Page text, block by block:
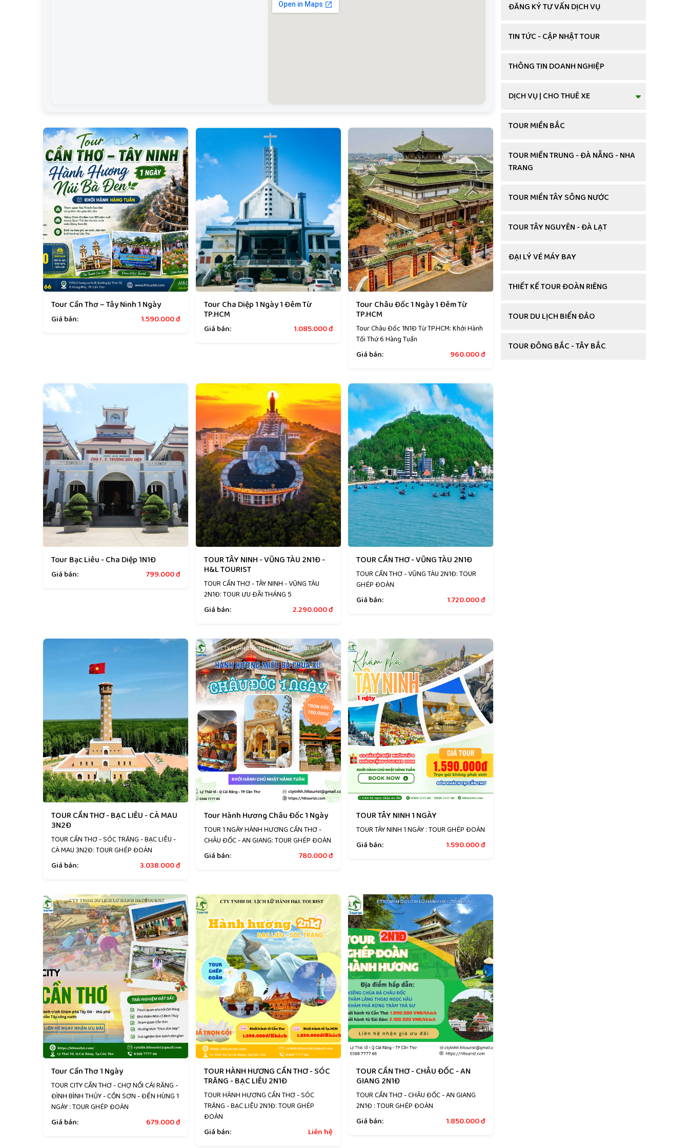
Tour Cần Thơ – Tây Ninh 1 Ngày
Giá bán: 1.590.000đ
Tour Cha Diệp 1 Ngày 1 Đêm Từ
TP.HCM
Giá bán: 1.085.000đ
Tour Châu Đốc 1 Ngày 1 Đêm Từ
TP.HCM
Tour Châu Đốc 1N1Đ Từ TP.HCM: Khởi Hành
Tối Thứ 6 Hàng Tuần
Giá bán: 960.000đ
Tour Bạc Liêu - Cha Diệp 1N1Đ
Giá bán: 799.000đ
TOUR TÂY NINH - VŨNG TÀU 2N1Đ -
H&L TOURIST
TOUR CẦN THƠ - TÂY NINH - VŨNG TÀU
2N1Đ: TOUR ƯU ĐÃI THÁNG 5
Giá bán: 2.290.000đ
TOUR CẦN THƠ - VŨNG TÀU 2N1Đ
TOUR CẦN THƠ - VŨNG TÀU 2N1Đ: TOUR
GHÉP ĐOÀN
Giá bán: 1.720.000đ
TOUR CẦN THƠ - BẠC LIÊU - CÀ MAU
3N2Đ
TOUR CẦN THƠ - SÓC TRĂNG - BẠC LIÊU -
CÀ MAU 3N2Đ: TOUR GHÉP ĐOÀN
Giá bán: 3.038.000đ
Tour Hành Hương Châu Đốc 1 Ngày
TOUR 1 NGÀY HÀNH HƯƠNG CẦN THƠ -
CHÂU ĐỐC - AN GIANG: TOUR GHÉP ĐOÀN
Giá bán: 780.000đ
TOUR TÂY NINH 1 NGÀY
TOUR TÂY NINH 1 NGÀY : TOUR GHÉP ĐOÀN
Giá bán: 1.590.000đ
Tour Cần Thơ 1 Ngày
TOUR CITY CẦN THƠ - CHỢ NỔI CÁI RĂNG -
ĐÌNH BÌNH THỦY - CỒN SƠN - ĐỀN HÙNG 1
NGÀY : TOUR GHÉP ĐOÀN
Giá bán: 679.000đ
TOUR HÀNH HƯƠNG CẦN THƠ - SÓC
TRĂNG - BẠC LIÊU 2N1Đ
TOUR HÀNH HƯƠNG CẦN THƠ - SÓC
TRĂNG - BẠC LIÊU 2N1Đ: TOUR GHÉP
ĐOÀN
Giá bán: Liên hệ
TOUR CẦN THƠ - CHÂU ĐỐC - AN
GIANG 2N1Đ
TOUR CẦN THƠ - CHÂU ĐỐC - AN GIANG
2N1Đ : TOUR GHÉP ĐOÀN
Giá bán: 1.850.000đ
ĐĂNG KÝ TƯ VẤN DỊCH VỤ
TIN TỨC - CẬP NHẬT TOUR
THÔNG TIN DOANH NGHIỆP
DỊCH VỤ | CHO THUÊ XE
TOUR MIỀN BẮC
TOUR MIỀN TRUNG - ĐÀ NẴNG - NHA
TRANG
TOUR MIỀN TÂY SÔNG NƯỚC
TOUR TÂY NGUYÊN - ĐÀ LẠT
ĐẠI LÝ VÉ MÁY BAY
THIẾT KẾ TOUR ĐOÀN RIÊNG
TOUR DU LỊCH BIỂN ĐẢO
TOUR ĐÔNG BẮC - TÂY BẮC